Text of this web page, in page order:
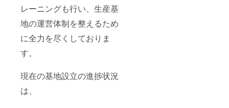
レーニングも行い、生産基
地の運営体制を整えるため
に全力を尽くしておりま
す。
現在の基地設立の進捗状況
は、